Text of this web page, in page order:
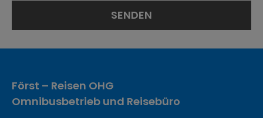
Först – Reisen OHG
Omnibusbetrieb und Reisebüro